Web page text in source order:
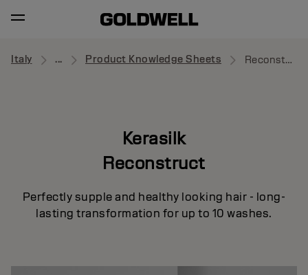
Italy ... Product Knowledge Sheets Reconstruct
Kerasilk
Reconstruct
Perfectly supple and healthy looking hair - long-
lasting transformation for up to 10 washes.